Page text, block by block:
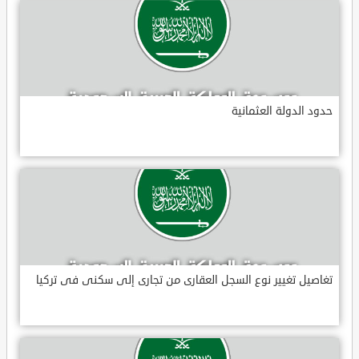
حدود الدولة العثمانية
تغاصيل تغيير نوع السجل العقارى من تجارى إلى سكنى فى تركيا